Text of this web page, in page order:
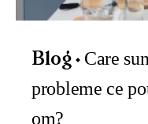
Blog
Care
probleme ce
om?